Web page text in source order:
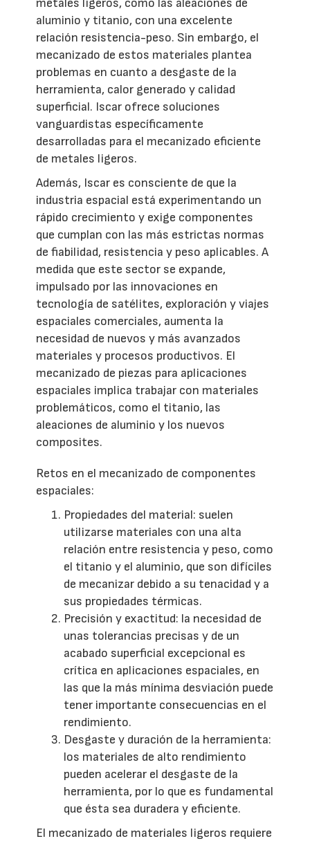
metales ligeros, como las aleaciones de
aluminio y titanio, con una excelente
relación resistencia-peso. Sin embargo, el
mecanizado de estos materiales plantea
problemas en cuanto a desgaste de la
herramienta, calor generado y calidad
superficial. Iscar ofrece soluciones
vanguardistas específicamente
desarrolladas para el mecanizado eficiente
de metales ligeros.
Además, Iscar es consciente de que la
industria espacial está experimentando un
rápido crecimiento y exige componentes
que cumplan con las más estrictas normas
de fiabilidad, resistencia y peso aplicables. A
medida que este sector se expande,
impulsado por las innovaciones en
tecnología de satélites, exploración y viajes
espaciales comerciales, aumenta la
necesidad de nuevos y más avanzados
materiales y procesos productivos. El
mecanizado de piezas para aplicaciones
espaciales implica trabajar con materiales
problemáticos, como el titanio, las
aleaciones de aluminio y los nuevos
composites.
Retos en el mecanizado de componentes
espaciales:
Propiedades del material: suelen
utilizarse materiales con una alta
relación entre resistencia y peso, como
el titanio y el aluminio, que son difíciles
de mecanizar debido a su tenacidad y a
sus propiedades térmicas.
Precisión y exactitud: la necesidad de
unas tolerancias precisas y de un
acabado superficial excepcional es
crítica en aplicaciones espaciales, en
las que la más mínima desviación puede
tener importante consecuencias en el
rendimiento.
Desgaste y duración de la herramienta:
los materiales de alto rendimiento
pueden acelerar el desgaste de la
herramienta, por lo que es fundamental
que ésta sea duradera y eficiente.
El mecanizado de materiales ligeros requiere